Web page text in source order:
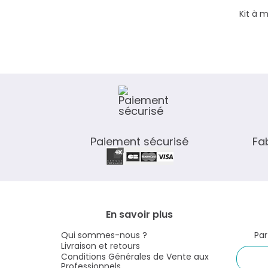
Kit à
Paiement sécurisé
En savoir plus
Qui sommes-nous ?
Livraison et retours
Conditions Générales de Vente aux